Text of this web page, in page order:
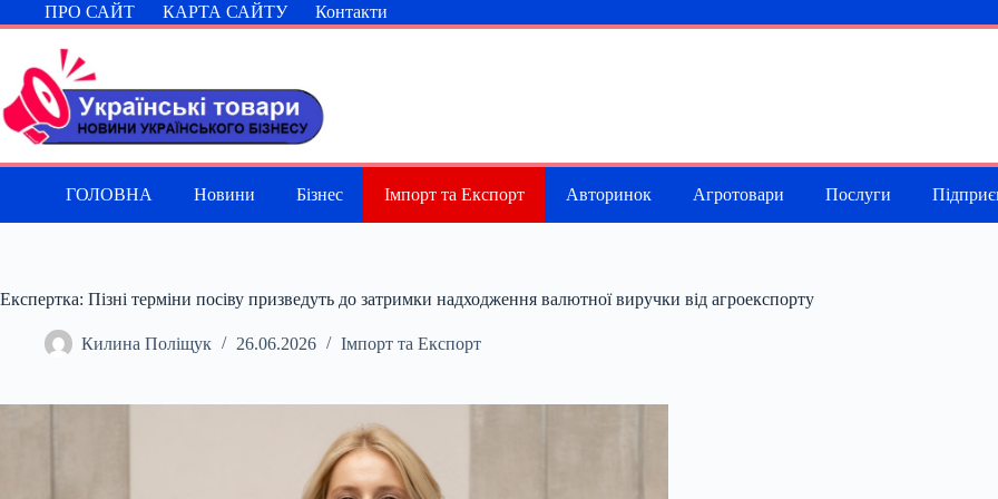
Перейти
до
ПРО САЙТ КАРТА САЙТУ Контакти
ГОЛОВНА Новини Бізнес Імпорт та Експорт Авторинок Агротовари Послуги
Експертка: Пізні терміни посіву призведуть до затримки надходження валютної виручки від агроекспорту
Килина Поліщук 26.06.2026 Імпорт та Експорт